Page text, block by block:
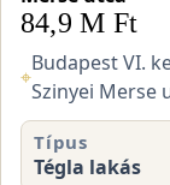
84,9 M Ft
⌖
Budapest VI.
Szinyei Merse
Típus
Tégla lakás